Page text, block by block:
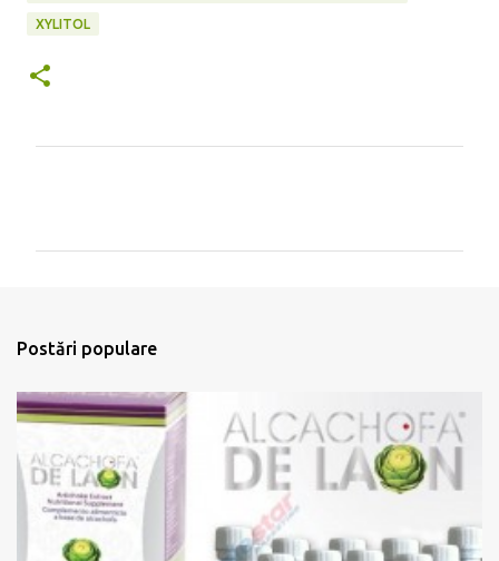
XYLITOL
r
i
i
Postări populare